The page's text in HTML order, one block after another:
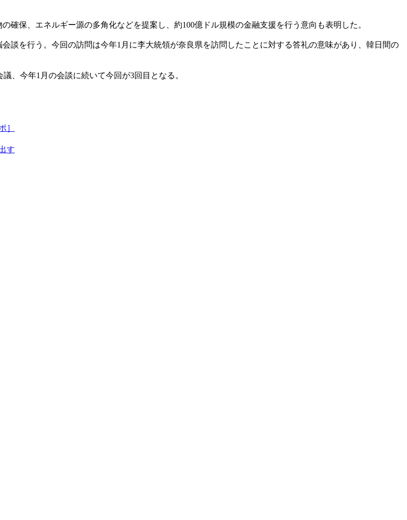
確保、エネルギー源の多角化などを提案し、約100億ドル規模の金融支援を行う意向も表明した。
談を行う。今回の訪問は今年1月に李大統領が奈良県を訪問したことに対する答礼の意味があり、韓日間の
、今年1月の会談に続いて今回が3回目となる。
］
す